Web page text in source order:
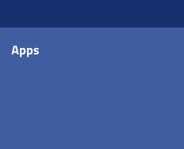
Apps